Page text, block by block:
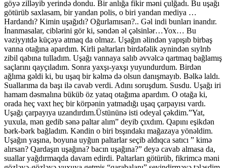
göyə zilləyib yerində dondu. Bir anlığa fikir məni çulğadı. Bu uşağı
götürüb saxlasam, bir yandan polis, o biri yandan mediya …
Hardandı? Kimin uşağıdı? Oğurlamısan?.. Gəl indi bunları inandır.
İnanmasalar, ciblərini gör ki, səndən əl çəlsinlər…Yox… Bu
vəziyyıtdə küçəyə atmaq da olmaz. Uşağın əlindən yapışıb birbaş
vanna otağına apardım. Kirli paltarları birdəfəlik əynindən sıylrıb
zibil qabına tulladım. Uşağı vannaya salıb əvvəlcə qartmaq bağlamış
saçlarını qayçıladım. Sonra yaxşı-yaxşı yuyundurdum. Birdən
ağlıma gəldi ki, bu uşaq bir kəlmə də olsun danışmayıb. Bəlkə laldı.
Suallarıma da başı ilə cavab verdi. Adını soruşdum. Susdu. Uşağı iri
hamam dəsmalına büküb öz yataq otağıma apardım. O otağa ki,
orada heç vaxt heç bir körpənin yatmadığı uşaq çarpayısı vardı.
Uşağı çarpayıya uzandırdım.Üstününə isti odeyal çəkdim.”Yat,
yuxula, mən gedib sənə paltar alım” deyib çıxdım. Qapını eşikdən
bərk-bərk bağladım. Kəndin o biri bsşındakı mağazaya yönəldim.
Uşağın yaşına, boyuna uyğun paltarlar seçib aldıqca satıcı ” kimə
alırsan? Qardaşın uşağına? bacın uşağına?” deyə cavab almasa da,
suallar yağdırmaqda davam edirdi. Paltarları götürüb, fikrimcə məni